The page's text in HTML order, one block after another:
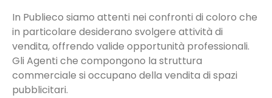
In Publieco siamo attenti nei confronti di coloro che
in particolare desiderano svolgere attività di
vendita, offrendo valide opportunità professionali.
Gli Agenti che compongono la struttura
commerciale si occupano della vendita di spazi
pubblicitari.